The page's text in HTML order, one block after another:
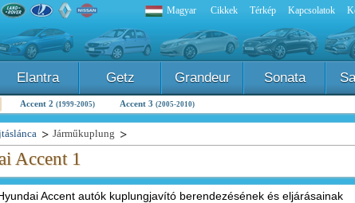
Magyar Cikkek Térkép Kapcsolatok
Elantra Getz Grandeur Sonata
Accent 2 (1999-2005) Accent 3 (2005-2010)
Járműkuplung
Accent 1
Accent autók kuplungjavító berendezésének és eljárásainak